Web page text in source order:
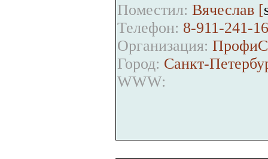
Поместил: Вячеслав [
Телефон: 8-911-241-
Организация:
Город: Санкт-
WWW: